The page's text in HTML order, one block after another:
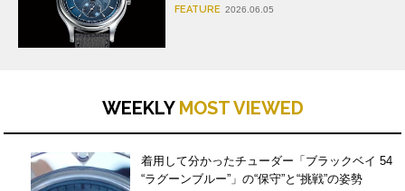
FEATURE 2026.06.05
WEEKLY MOST VIEWED
着用して分かったチューダー「ブラックベイ 54
“ラグーンブルー”」の“保守”と“挑戦”の姿勢